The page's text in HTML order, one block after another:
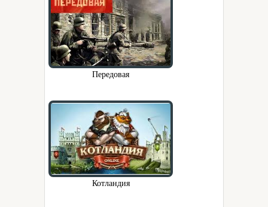
Передовая
Котландия